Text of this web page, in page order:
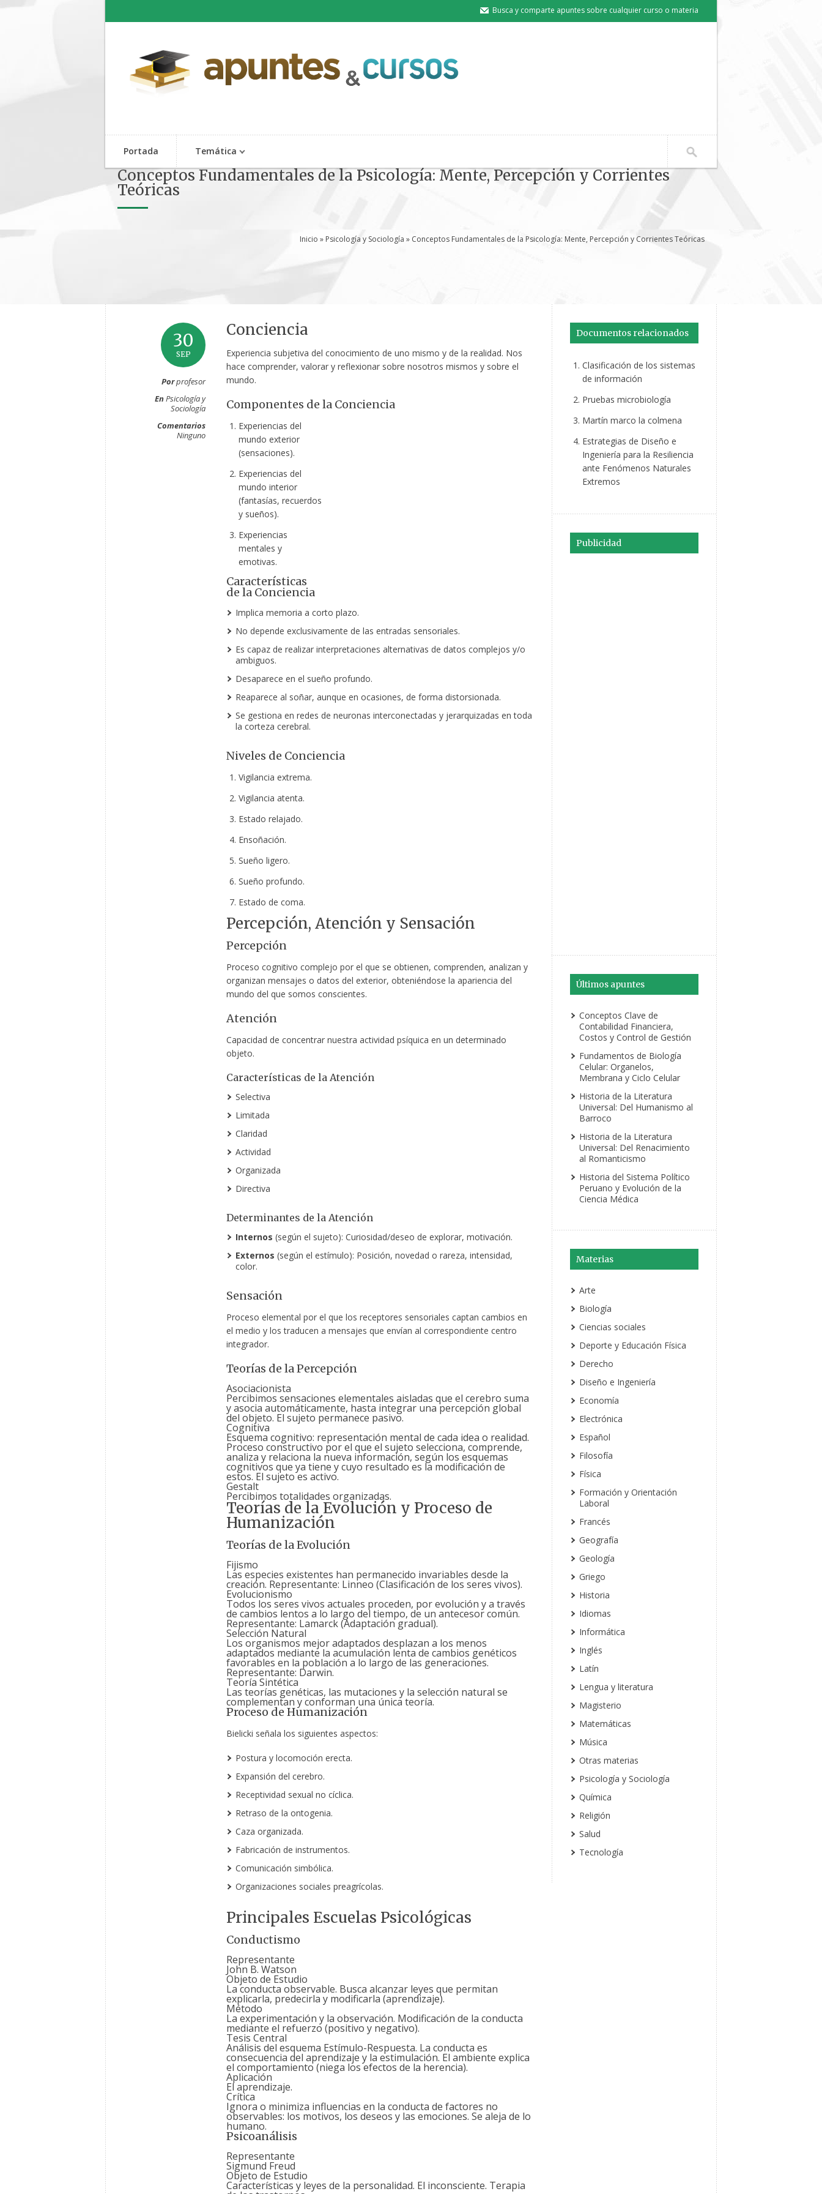
Busca y comparte apuntes sobre cualquier curso o materia
Portada Temática
Conceptos Fundamentales de la Psicología: Mente, Percepción y Corrientes
Teóricas
Inicio » Psicología y Sociología » Conceptos Fundamentales de la Psicología: Mente, Percepción y Corrientes Teóricas
30
SEP
Porprofesor
EnPsicología y
Sociología
Comentarios
Ninguno
Conciencia
Experiencia subjetiva del conocimiento de uno mismo y de la realidad. Nos
hace comprender, valorar y reflexionar sobre nosotros mismos y sobre el
mundo.
Componentes de la Conciencia
Experiencias del
mundo exterior
(sensaciones).
Experiencias del
mundo interior
(fantasías, recuerdos
y sueños).
Experiencias
mentales y
emotivas.
Características
de la Conciencia
Implica memoria a corto plazo.
No depende exclusivamente de las entradas sensoriales.
Es capaz de realizar interpretaciones alternativas de datos complejos y/o
ambiguos.
Desaparece en el sueño profundo.
Reaparece al soñar, aunque en ocasiones, de forma distorsionada.
Se gestiona en redes de neuronas interconectadas y jerarquizadas en toda
la corteza cerebral.
Niveles de Conciencia
Vigilancia extrema.
Vigilancia atenta.
Estado relajado.
Ensoñación.
Sueño ligero.
Sueño profundo.
Estado de coma.
Percepción, Atención y Sensación
Percepción
Proceso cognitivo complejo por el que se obtienen, comprenden, analizan y
organizan mensajes o datos del exterior, obteniéndose la apariencia del
mundo del que somos conscientes.
Atención
Capacidad de concentrar nuestra actividad psíquica en un determinado
objeto.
Características de la Atención
Selectiva
Limitada
Claridad
Actividad
Organizada
Directiva
Determinantes de la Atención
Internos (según el sujeto): Curiosidad/deseo de explorar, motivación.
Externos (según el estímulo): Posición, novedad o rareza, intensidad,
color.
Sensación
Proceso elemental por el que los receptores sensoriales captan cambios en
el medio y los traducen a mensajes que envían al correspondiente centro
integrador.
Teorías de la Percepción
Asociacionista
Percibimos sensaciones elementales aisladas que el cerebro suma
y asocia automáticamente, hasta integrar una percepción global
del objeto. El sujeto permanece pasivo.
Cognitiva
Esquema cognitivo: representación mental de cada idea o realidad.
Proceso constructivo por el que el sujeto selecciona, comprende,
analiza y relaciona la nueva información, según los esquemas
cognitivos que ya tiene y cuyo resultado es la modificación de
estos. El sujeto es activo.
Gestalt
Percibimos totalidades organizadas.
Teorías de la Evolución y Proceso de
Humanización
Teorías de la Evolución
Fijismo
Las especies existentes han permanecido invariables desde la
creación. Representante: Linneo (Clasificación de los seres vivos).
Evolucionismo
Todos los seres vivos actuales proceden, por evolución y a través
de cambios lentos a lo largo del tiempo, de un antecesor común.
Representante: Lamarck (Adaptación gradual).
Selección Natural
Los organismos mejor adaptados desplazan a los menos
adaptados mediante la acumulación lenta de cambios genéticos
favorables en la población a lo largo de las generaciones.
Representante: Darwin.
Teoría Sintética
Las teorías genéticas, las mutaciones y la selección natural se
complementan y conforman una única teoría.
Proceso de Humanización
Bielicki señala los siguientes aspectos:
Postura y locomoción erecta.
Expansión del cerebro.
Receptividad sexual no cíclica.
Retraso de la ontogenia.
Caza organizada.
Fabricación de instrumentos.
Comunicación simbólica.
Organizaciones sociales preagrícolas.
Principales Escuelas Psicológicas
Conductismo
Representante
John B. Watson
Objeto de Estudio
La conducta observable. Busca alcanzar leyes que permitan
explicarla, predecirla y modificarla (aprendizaje).
Método
La experimentación y la observación. Modificación de la conducta
mediante el refuerzo (positivo y negativo).
Tesis Central
Análisis del esquema Estímulo-Respuesta. La conducta es
consecuencia del aprendizaje y la estimulación. El ambiente explica
el comportamiento (niega los efectos de la herencia).
Aplicación
El aprendizaje.
Crítica
Ignora o minimiza influencias en la conducta de factores no
observables: los motivos, los deseos y las emociones. Se aleja de lo
humano.
Psicoanálisis
Representante
Sigmund Freud
Objeto de Estudio
Características y leyes de la personalidad. El inconsciente. Terapia
Documentos relacionados
Clasificación de los sistemas
de información
Pruebas microbiología
Martín marco la colmena
Estrategias de Diseño e
Ingeniería para la Resiliencia
ante Fenómenos Naturales
Extremos
Publicidad
Últimos apuntes
Conceptos Clave de
Contabilidad Financiera,
Costos y Control de Gestión
Fundamentos de Biología
Celular: Organelos,
Membrana y Ciclo Celular
Historia de la Literatura
Universal: Del Humanismo al
Barroco
Historia de la Literatura
Universal: Del Renacimiento
al Romanticismo
Historia del Sistema Político
Peruano y Evolución de la
Ciencia Médica
Materias
Arte
Biología
Ciencias sociales
Deporte y Educación Física
Derecho
Diseño e Ingeniería
Economía
Electrónica
Español
Filosofía
Física
Formación y Orientación
Laboral
Francés
Geografía
Geología
Griego
Historia
Idiomas
Informática
Inglés
Latín
Lengua y literatura
Magisterio
Matemáticas
Música
Otras materias
Psicología y Sociología
Química
Religión
Salud
Tecnología